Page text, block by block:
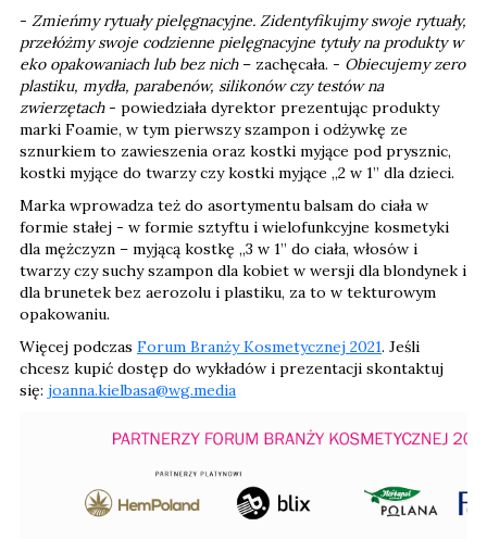
- Zmieńmy rytuały pielęgnacyjne. Zidentyfikujmy swoje rytuały,
przełóżmy swoje codzienne pielęgnacyjne tytuły na produkty w
eko opakowaniach lub bez nich– zachęcała. - Obiecujemy zero
plastiku, mydła, parabenów, silikonów czy testów na
zwierzętach - powiedziała dyrektor prezentując produkty
marki Foamie, w tym pierwszy szampon i odżywkę ze
sznurkiem to zawieszenia oraz kostki myjące pod prysznic,
kostki myjące do twarzy czy kostki myjące „2 w 1” dla dzieci.
Marka wprowadza też do asortymentu balsam do ciała w
formie stałej - w formie sztyftu i wielofunkcyjne kosmetyki
dla mężczyzn – myjącą kostkę „3 w 1” do ciała, włosów i
twarzy czy suchy szampon dla kobiet w wersji dla blondynek i
dla brunetek bez aerozolu i plastiku, za to w tekturowym
opakowaniu.
Więcej podczas Forum Branży Kosmetycznej 2021. Jeśli
chcesz kupić dostęp do wykładów i prezentacji skontaktuj
się: joanna.kielbasa@wg.media